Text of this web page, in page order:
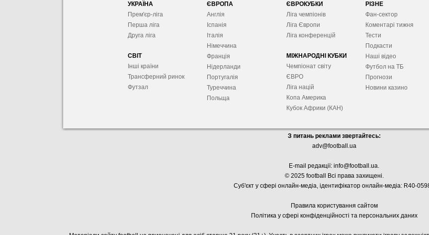
УКРАЇНА
Прем'єр-ліга
Перша ліга
Друга ліга
СВІТ
Інші країни
Трансферний ринок
Футзал
ЄВРОПА
Англія
Іспанія
Італія
Німеччина
Франція
Нідерланди
Португалія
Туреччина
Польща
ЄВРОКУБКИ
Ліга чемпіонів
Ліга Європи
Ліга конференцій
МІЖНАРОДНІ КУБКИ
Чемпіонат світу
ЄВРО
Ліга націй
Копа Америка
Кубок Африки (КАН)
РІЗНЕ
Фан-сектор
Коментарі тижня
Тести
Подкасти
Наші відео
Футбол на ТБ
Прогнози
Новини казино
З питань реклами звертайтесь:
adv@football.ua
E-mail редакції: info@football.ua.
© 2025 football Всі права захищені.
Суб'єкт у сфері онлайн-медіа, ідентифікатор онлайн-медіа: R40-
Правила користування сайтом
Політика у сфері конфіденційності та персональних даних